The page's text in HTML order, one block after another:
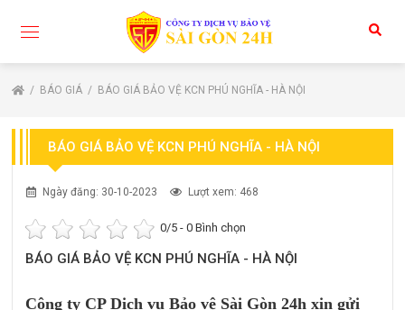
BÁO GIÁ BÁO GIÁ BẢO VỆ KCN PHÚ NGHĨA - HÀ NỘI
BÁO GIÁ BẢO VỆ KCN PHÚ NGHĨA - HÀ NỘI
Ngày đăng: 30-10-2023 Lượt xem: 468
0/5 -0 Bình chọn
BÁO GIÁ BẢO VỆ KCN PHÚ NGHĨA - HÀ NỘI
Công ty CP Dịch vụ Bảo vệ Sài Gòn 24h xin gửi